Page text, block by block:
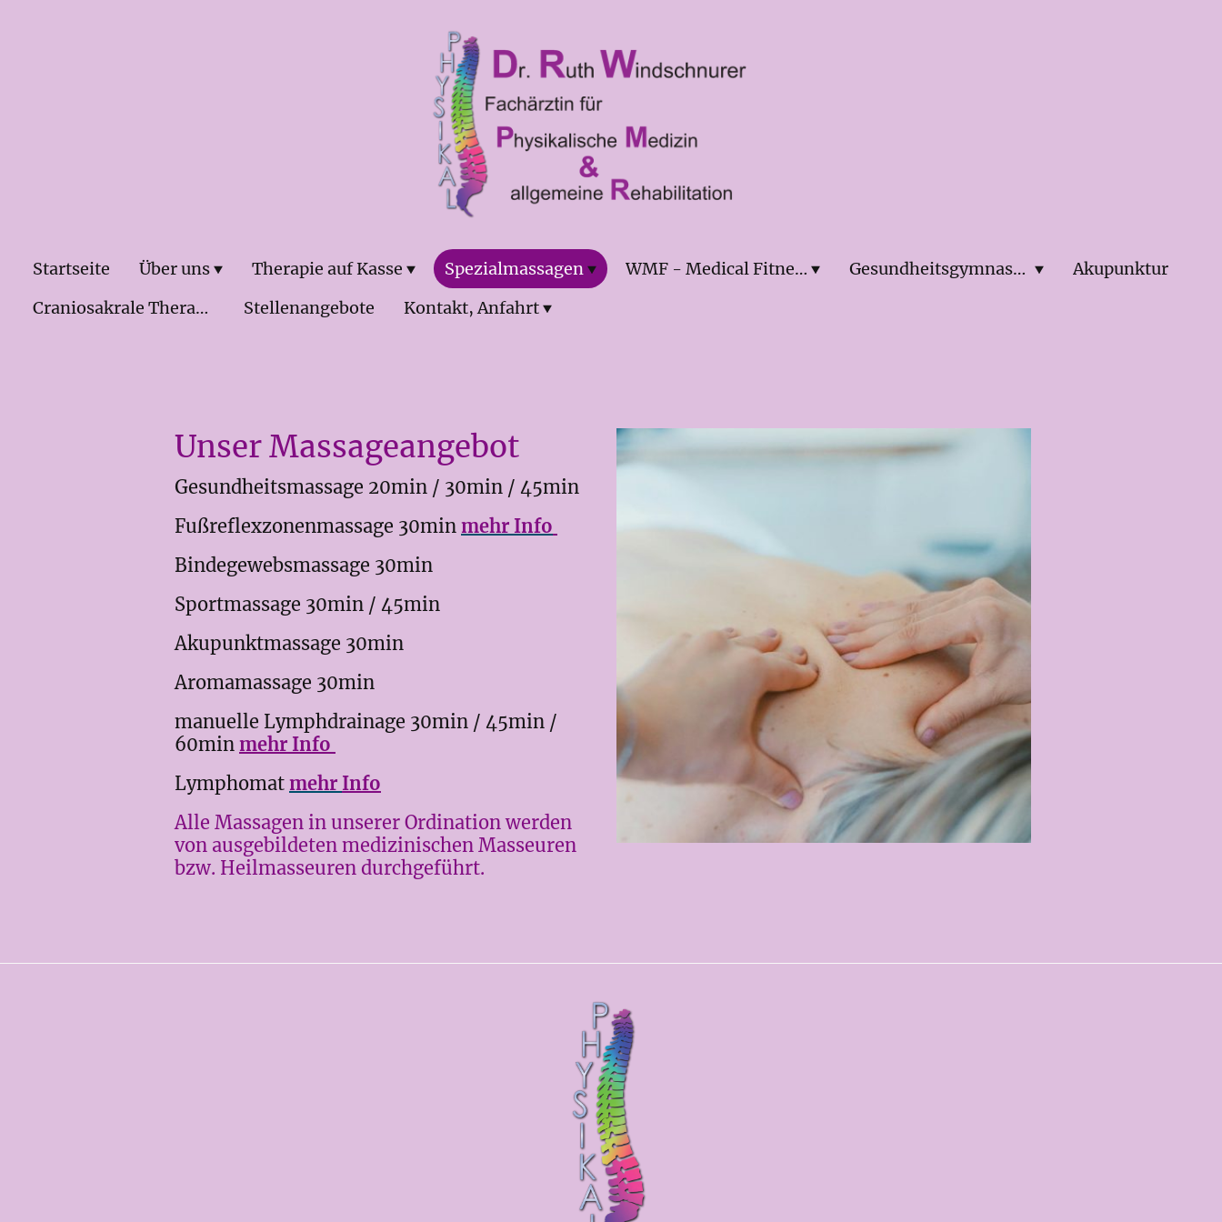
Startseite Über uns Therapie auf Kasse Spezialmassagen WMF - Medical Fitness Gesundheitsgymnastik
Akupunktur
Craniosakrale Therapie & Osteopathei
Stellenangebote Kontakt, Anfahrt
Unser Massageangebot
Gesundheitsmassage 20min / 30min / 45min
Fußreflexzonenmassage 30min mehr Info
Bindegewebsmassage 30min
Sportmassage 30min / 45min
Akupunktmassage 30min
Aromamassage 30min
manuelle Lymphdrainage 30min / 45min /
60min mehr Info
Lymphomat mehr Info
Alle Massagen in unserer Ordination werden
von ausgebildeten medizinischen Masseuren
bzw. Heilmasseuren durchgeführt.